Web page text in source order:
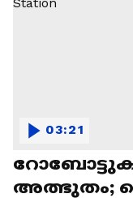
അത്ഭുതം;
03:21